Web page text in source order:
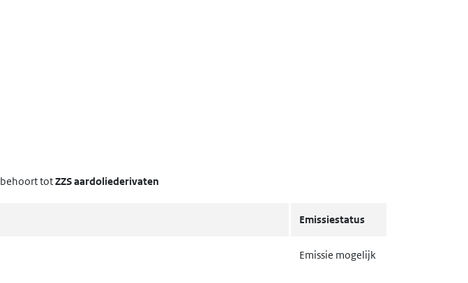
behoort totZZS aardoliederivaten
Emissiestatus
Emissie mogelijk